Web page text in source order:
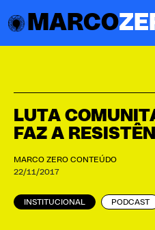
MARCO
LUTA
FAZ A
MARCO ZERO CONTEÚDO
22/11/2017
INSTITUCIONAL PODCAST